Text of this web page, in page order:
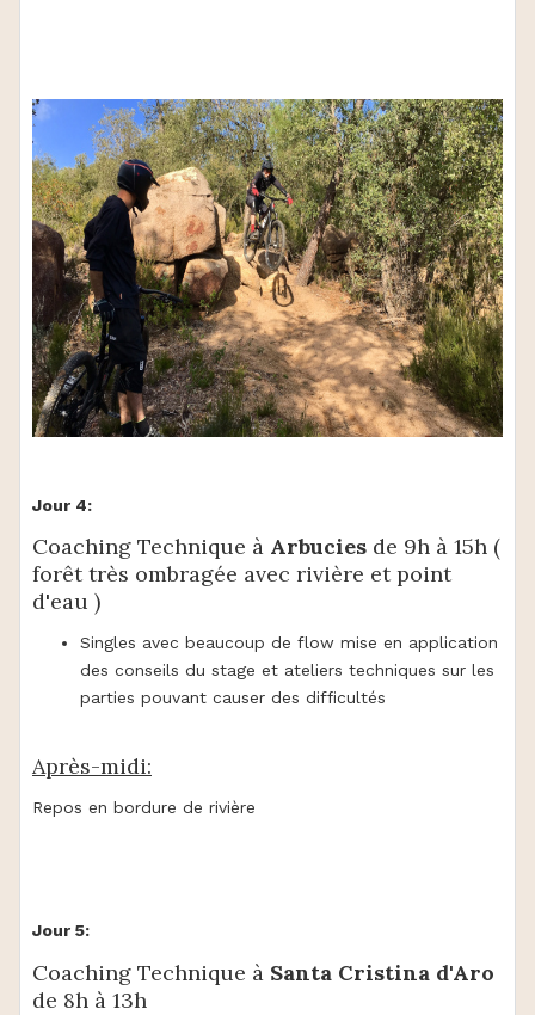
Jour 4:
Coaching Technique à Arbucies de 9h à 15h (
forêt très ombragée avec rivière et point
d'eau )
Singles avec beaucoup de flow mise en application
des conseils du stage et ateliers techniques sur les
parties pouvant causer des difficultés
Après-midi:
Repos en bordure de rivière
Jour 5:
Coaching Technique à Santa Cristina d'Aro
de 8h à 13h